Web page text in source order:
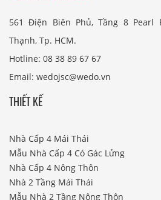
561 Điện Biên Phủ, Tầng 8 Pearl
Thạnh, Tp. HCM.
Hotline: 08 38 89 67 67
Email: wedojsc@wedo.vn
THIẾT KẾ
Nhà Cấp 4 Mái Thái
Mẫu Nhà Cấp 4 Có Gác Lửng
Nhà Cấp 4 Nông Thôn
Nhà 2 Tầng Mái Thái
Mẫu Nhà 2 Tầng Nông Thôn